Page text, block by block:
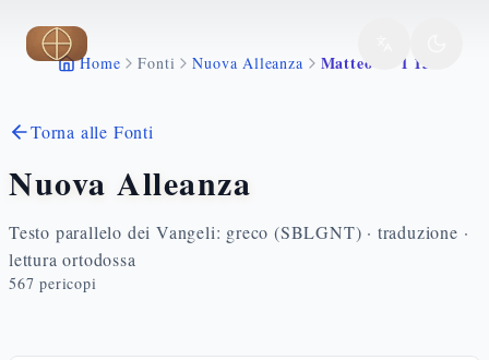
Vai al contenuto principale
Home Fonti Nuova Alleanza Matteo 25 1 13
Torna alle Fonti
Nuova Alleanza
Testo parallelo dei Vangeli: greco (SBLGNT) · traduzione ·
lettura ortodossa
567 pericopi